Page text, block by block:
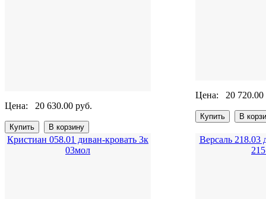
Цена: 20 630.00 руб.
Цена: 20 720.00
Кристиан 058.01 диван-кровать 3к
03мол
Версаль 218.03